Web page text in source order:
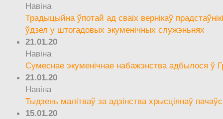
Навіна
Традыцыйна ўпотай ад сваіх вернікаў
ўдзел у штогадовых экуменічных служэньнях
21.01.20
Навіна
Сумеснае экуменічнае набажэнства адбылося ў
21.01.20
Навіна
Тыдзень малітваў за адзінства хрысціянаў
15.01.20